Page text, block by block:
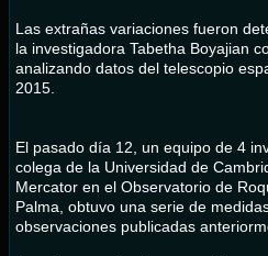
Las extrañas variaciones fueron
la investigadora Tabetha Boyajian
analizando datos del telescopio
2015.
El pasado día 12, un equipo de 4
colega de la Universidad de
Mercator en el Observatorio de
Palma, obtuvo una serie de
observaciones publicadas